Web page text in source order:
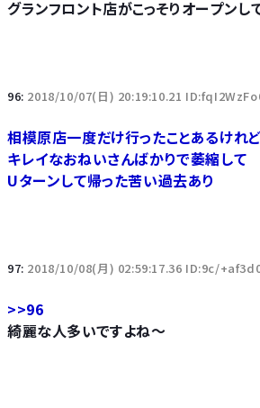
グランフロント店がこっそりオープンし
96: 2018/10/07(日) 20:19:10.21
相模原店一度だけ行ったことあるけれ
キレイなおねいさんばかりで萎縮して
Uターンして帰った苦い過去あり
97: 2018/10/08(月) 02:59:17.36 ID:9c/
>>96
綺麗な人多いですよね～